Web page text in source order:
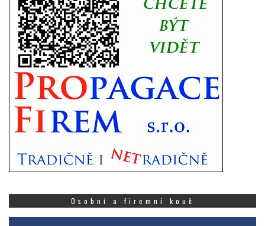
Osobní a firemní kouč